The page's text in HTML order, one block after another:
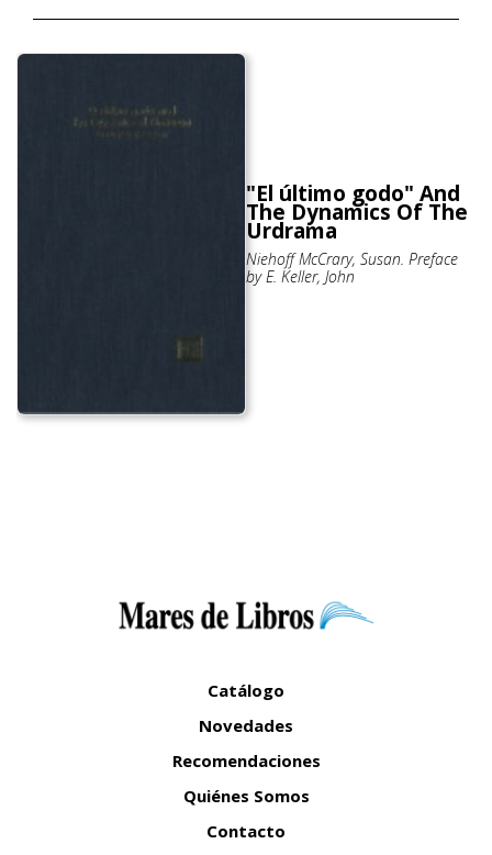
"El último godo" And
The Dynamics Of The
Urdrama
Niehoff McCrary, Susan. Preface
by E. Keller, John
Catálogo
Novedades
Recomendaciones
Quiénes Somos
Contacto